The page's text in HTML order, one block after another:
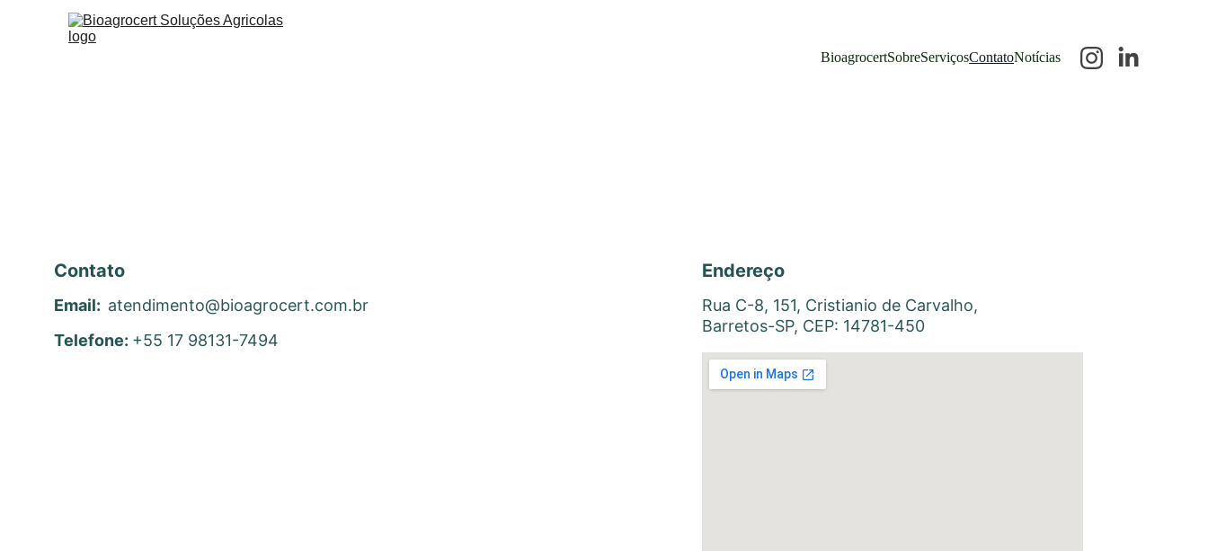
BioagrocertSobreServiçosContatoNotícias
Contato
Email: atendimento@bioagrocert.com.br
Telefone: +55 17 98131-7494
Endereço
Rua C-8, 151, Cristianio de Carvalho,
Barretos-SP, CEP: 14781-450